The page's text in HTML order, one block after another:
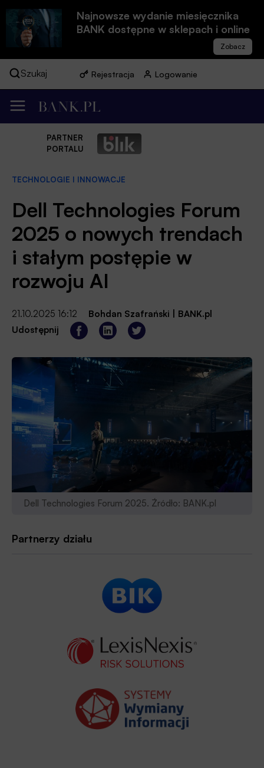
Najnowsze wydanie miesięcznika
BANK dostępne w sklepach i online
Szukaj Rejestracja Logowanie
PARTNER
PORTALU
TECHNOLOGIE I INNOWACJE
Dell Technologies Forum
2025 o nowych trendach
i stałym postępie w
rozwoju AI
21.10.2025 16:12 Bohdan Szafrański
BANK.pl
Udostępnij
Dell Technologies Forum 2025. Źródło: BANK.pl
Partnerzy działu